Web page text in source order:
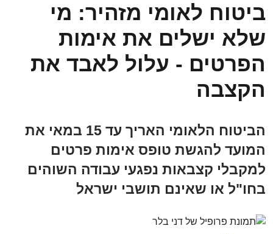
ביטוח לאומי מזהיר: מי
שלא ישלים את אימות
הפרטים - עלול לאבד את
הקצבה
הביטוח הלאומי האריך עד 15 במאי את
המועד להגשת טופס אימות פרטים
למקבלי קצבאות נפגעי עבודה השוהים
בחו"ל או שאינם תושבי ישראל